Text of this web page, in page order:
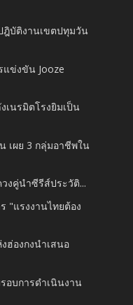
บัติงานเขตปทุมวัน
ข่งขัน Jooze
เนรมิตโรงยิมเป็น
เผย 3 กลุ่มอาชีพใน
วงคู่นำซีรีส์ประวัติ...
"แรงงานไทยต้อง
องกงนำเสนอ
อบการดำเนินงาน